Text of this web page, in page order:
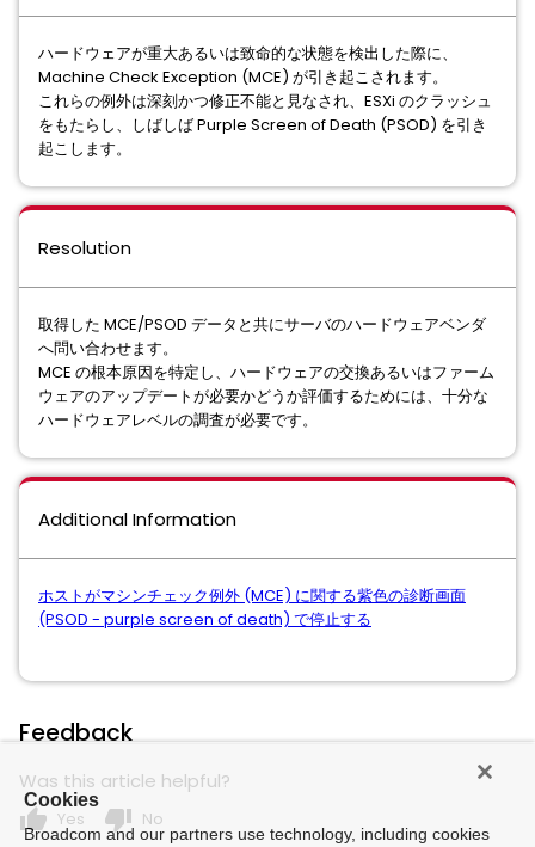
ハードウェアが重大あるいは致命的な状態を検出した際に、
Machine Check Exception (MCE) が引き起こされます。
これらの例外は深刻かつ修正不能と見なされ、ESXi のクラッシュ
をもたらし、しばしば Purple Screen of Death (PSOD) を引き
起こします。
Resolution
取得した MCE/PSOD データと共にサーバのハードウェアベンダ
へ問い合わせます。
MCE の根本原因を特定し、ハードウェアの交換あるいはファーム
ウェアのアップデートが必要かどうか評価するためには、十分な
ハードウェアレベルの調査が必要です。
Additional Information
ホストがマシンチェック例外 (MCE) に関する紫色の診断画面
(PSOD - purple screen of death) で停止する
Feedback
Was this article helpful?
thumb_up Yes thumb_down No
Cookies
Broadcom and our partners use technology, including cookies